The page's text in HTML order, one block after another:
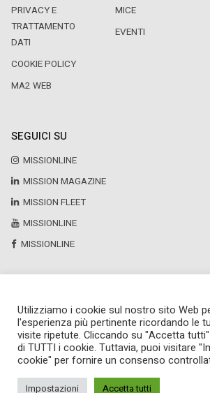
PRIVACY E
TRATTAMENTO
DATI
COOKIE POLICY
MA2 WEB
MICE
EVENTI
SEGUICI SU
MISSIONLINE
MISSION MAGAZINE
MISSION FLEET
MISSIONLINE
MISSIONLINE
Copyright © 2025 by Newsteca
P.Iva 13171520151
Utilizziamo i cookie sul nostro sito Web
l'esperienza più pertinente ricordando le
visite ripetute. Cliccando su "Accetta
di TUTTI i cookie. Tuttavia, puoi visitare
cookie" per fornire un consenso
Impostazioni Accetta tutti